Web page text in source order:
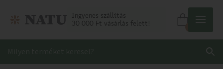
Ingyenes szállítás
30 000 Ft vásárlás felett!